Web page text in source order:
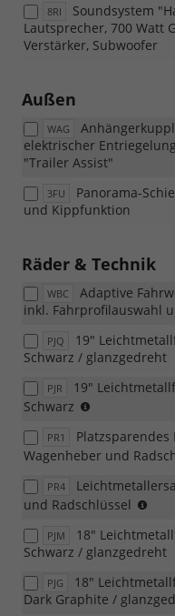
8RI
Soundsystem
Lautsprecher, 700 Watt
Verstärker, Subwoofer
Außen
WAG
elektrischer
"Trailer Assist"
3FU
Panorama-
und Kippfunktion
Räder & Technik
WBC
Adaptive
inkl. Fahrprofilauswahl
PJQ
19"
Schwarz / glanzgedreht
PJR
19"
Schwarz
Verbindung
mit:
Black-
Style-
PR1
Platzsparendes
Wagenheber und
PR4
und Radschlüssel
mit:
PJM
18"
Schwarz / glanzgedreht
PJG
18"
Dark Graphite /